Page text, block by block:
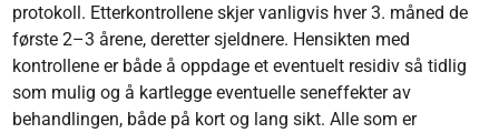
protokoll. Etterkontrollene skjer vanligvis hver 3. måned de
første 2–3 årene, deretter sjeldnere. Hensikten med
kontrollene er både å oppdage et eventuelt residiv så tidlig
som mulig og å kartlegge eventuelle seneffekter av
behandlingen, både på kort og lang sikt. Alle som er